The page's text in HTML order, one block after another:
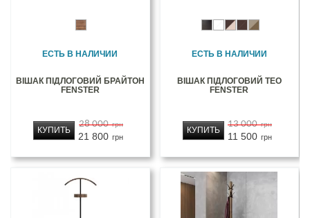
ЕСТЬ В НАЛИЧИИ
ВІШАК ПІДЛОГОВИЙ БРАЙТОН
FENSTER
28 000 грн
21 800 грн
КУПИТЬ
ЕСТЬ В НАЛИЧИИ
ВІШАК ПІДЛОГОВИЙ ТЕО
FENSTER
13 000 грн
11 500 грн
КУПИТЬ